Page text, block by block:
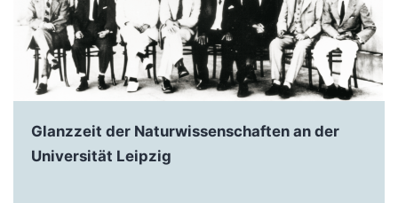
Glanzzeit der Naturwissenschaften an der
Universität Leipzig